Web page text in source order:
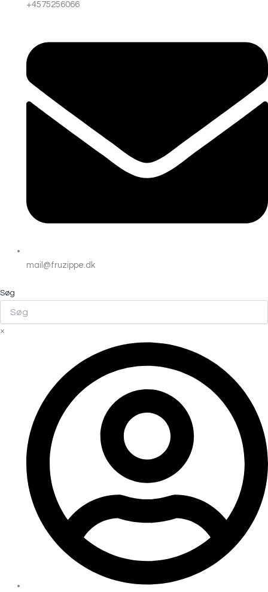
+4575256066
mail@fruzippe.dk
Søg
×